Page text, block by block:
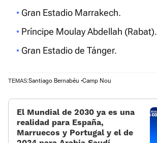
Gran Estadio Marrakech.
Príncipe Moulay Abdellah (Rabat).
Gran Estadio de Tánger.
TEMAS:Santiago Bernabéu Camp Nou
El Mundial de 2030 ya es una
realidad para España,
Marruecos y Portugal y el de